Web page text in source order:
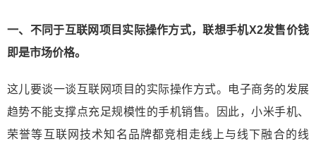
一、不同于互联网项目实际操作方式，联想手机X2发售价钱
即是市场价格。
这儿要谈一谈互联网项目的实际操作方式。电子商务的发展
趋势不能支撑点充足规模性的手机销售。因此，小米手机、
荣誉等互联网技术知名品牌都竞相走线上与线下融合的线